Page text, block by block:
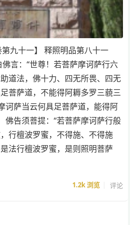
九十一】 释照明品第八十一
“世尊！若菩萨摩诃萨行六
道法，佛十力、四无所畏、四无
菩萨道，不能得阿耨多罗三藐三
萨当云何具足菩萨道，能得阿
告须菩提：“若菩萨摩诃萨行般
行檀波罗蜜，不得施、不得施
法行檀波罗蜜，是则照明菩萨
1.2k浏览 评论